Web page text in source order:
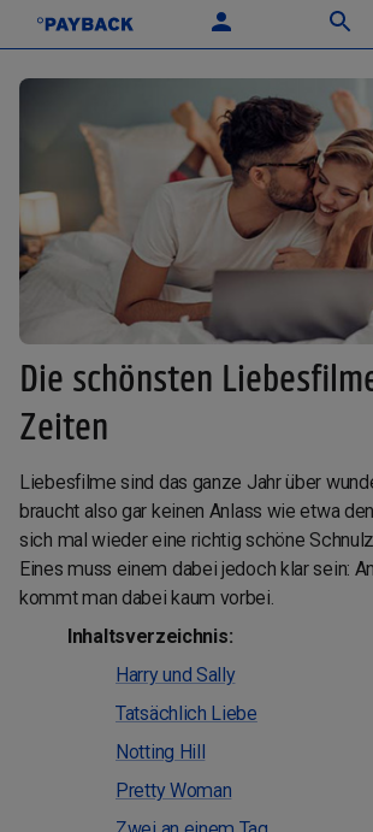
Die schönsten
Zeiten
Liebesfilme sind das ganze Jahr über
braucht also gar keinen Anlass wie etwa
sich mal wieder eine richtig schöne
Eines muss einem dabei jedoch klar sein:
kommt man dabei kaum vorbei.
Inhaltsverzeichnis:
Harry und Sally
Tatsächlich Liebe
Notting Hill
Pretty Woman